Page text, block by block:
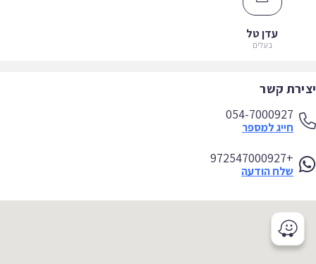
עדן טל
בעלים
קשר
054-7000927
חייג למספר
+972547000927
שלח הודעה